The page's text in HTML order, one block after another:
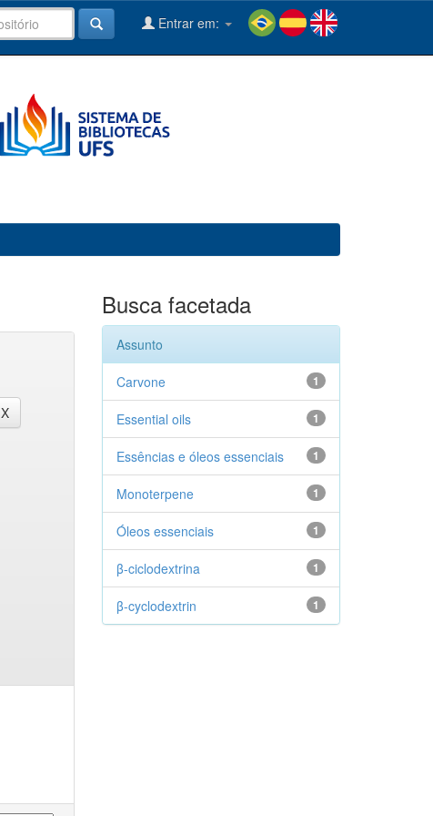
Entrar em:
Busca facetada
Assunto
1
Carvone
1
Essential oils
1
Essências e óleos essenciais
1
Monoterpene
1
Óleos essenciais
1
β-ciclodextrina
1
β-cyclodextrin